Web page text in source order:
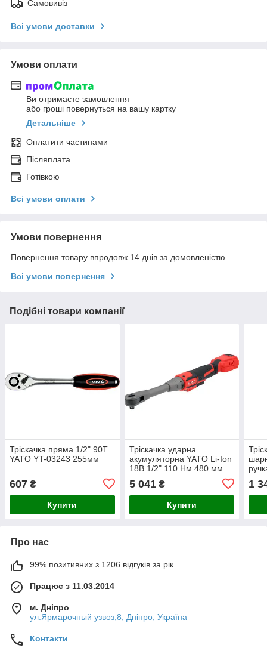
Самовивіз
Всі умови доставки
Умови оплати
Ви отримаєте замовлення
або гроші повернуться на вашу картку
Детальніше
Оплатити частинами
Післяплата
Готівкою
Всі умови оплати
Умови повернення
Повернення товару впродовж 14 днів за домовленістю
Всі умови повернення
Подібні товари компанії
Тріскачка пряма 1/2" 90Т
YATO YT-03243 255мм
607 ₴
Купити
Тріскачка ударна
акумуляторна YATO Li-Ion
18В 1/2" 110 Нм 480 мм
828035
5 041₴
Купити
1
Про нас
99% позитивних з 1206 відгуків за рік
Працює з 11.03.2014
м. Дніпро
ул.Ярмарочный узвоз,8, Дніпро, Україна
Контакти